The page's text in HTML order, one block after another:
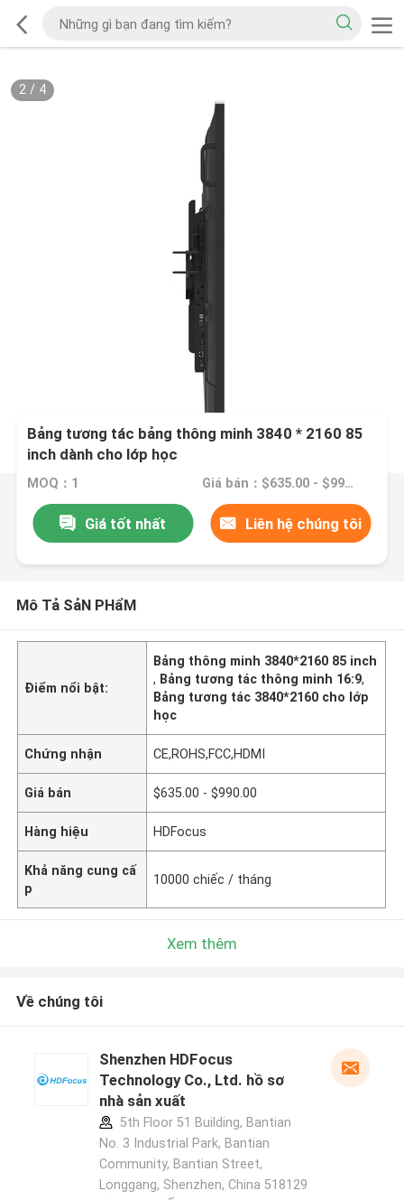
2/ 4
Bảng tương tác bảng thông minh 3840 * 2160 85
inch dành cho lớp học
MOQ：1 Giá bán：$635.00 - $990.00
Giá tốt nhất Liên hệ chúng tôi
Mô Tả SảN PHẩM
Điểm nổi bật:
Bảng thông minh 3840*2160 85 inch
, Bảng tương tác thông minh 16:9,
Bảng tương tác 3840*2160 cho lớp
học
Chứng nhận CE,ROHS,FCC,HDMI
Giá bán $635.00 - $990.00
Hàng hiệu HDFocus
Khả năng cung cấ
p
10000 chiếc / tháng
Xem thêm
Về chúng tôi
Shenzhen HDFocus
Technology Co., Ltd. hồ sơ
nhà sản xuất
5th Floor 51 Building, Bantian
No. 3 Industrial Park, Bantian
Community, Bantian Street,
Longgang, Shenzhen, China 518129